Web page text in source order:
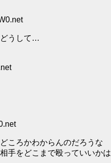
うして…
ころかわからんのだろうな
手をどこまで殴っていいかは